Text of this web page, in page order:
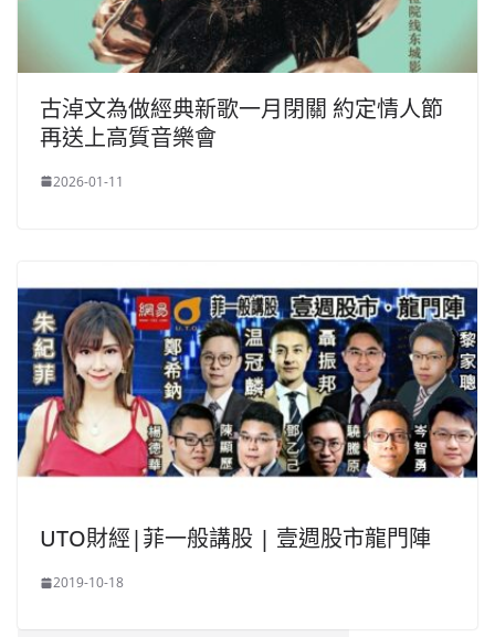
古淖文為做經典新歌一月閉關 約定情人節
再送上高質音樂會
2026-01-11
UTO財經|菲一般講股 | 壹週股市龍門陣
2019-10-18